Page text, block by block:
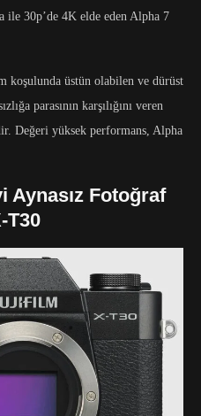
ile 30p’de 4K elde eden Alpha 7
koşulunda üstün olabilen ve dürüst
parasının karşılığını veren
Değeri yüksek performans, Alpha
Aynasız Fotoğraf
T30